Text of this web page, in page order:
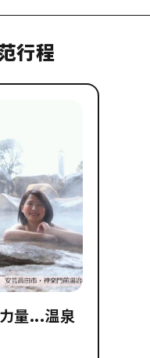
行程
量...温泉